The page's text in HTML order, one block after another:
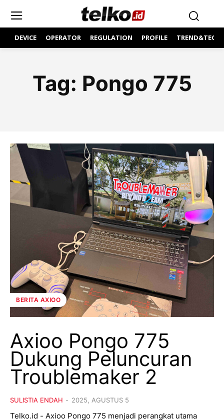
DEVICE OPERATOR REGULATION PROFILE
Tag: Pongo 775
BERITA AXIOO
Axioo Pongo 775
Dukung Peluncuran
Troublemaker 2
SULISTIA ENDAH - 2025, AGUSTUS 5
Telko.id - Axioo Pongo 775 menjadi perangkat utama